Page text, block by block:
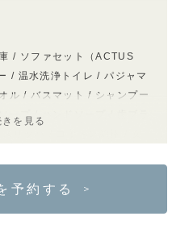
/ ソファセット（ACTUS
/ 温水洗浄トイレ / パジャマ
ル / バスマット / シャンプー
ープ / ハンドソープ / 歯ブラ
きを見る
予約する ＞